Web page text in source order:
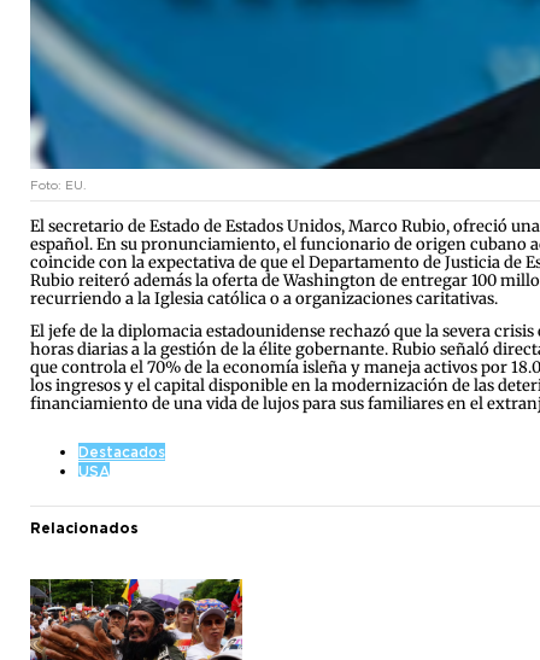
Foto: EU.
El secretario de Estado de Estados Unidos, Marco Rubio, ofreció
español. En su pronunciamiento, el funcionario de origen cubano
coincide con la expectativa de que el Departamento de Justicia de
Rubio reiteró además la oferta de Washington de entregar 100
recurriendo a la Iglesia católica o a organizaciones caritativas.
El jefe de la diplomacia estadounidense rechazó que la severa
horas diarias a la gestión de la élite gobernante. Rubio señaló
que controla el 70% de la economía isleña y maneja activos por
los ingresos y el capital disponible en la modernización de las
financiamiento de una vida de lujos para sus familiares en el
Destacados
USA
Relacionados